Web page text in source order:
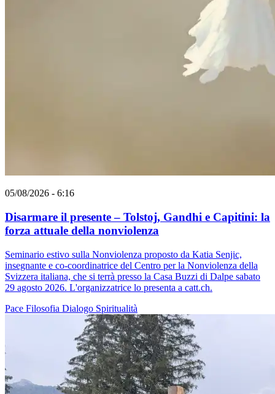
05/08/2026 - 6:16
Disarmare il presente – Tolstoj, Gandhi e Capitini: la
forza attuale della nonviolenza
Seminario estivo sulla Nonviolenza proposto da Katia Senjic,
insegnante e co-coordinatrice del Centro per la Nonviolenza della
Svizzera italiana, che si terrà presso la Casa Buzzi di Dalpe sabato
29 agosto 2026. L'organizzatrice lo presenta a catt.ch.
Pace Filosofia Dialogo Spiritualità